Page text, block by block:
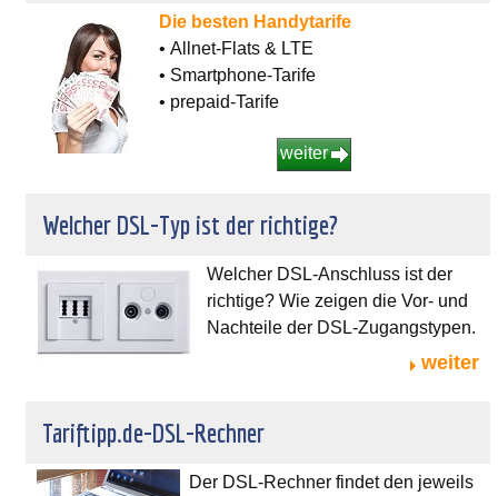
Die besten Handytarife
• Allnet-Flats & LTE
• Smartphone-Tarife
• prepaid-Tarife
weiter
Welcher DSL-Typ ist der richtige?
Welcher DSL-Anschluss ist der
richtige? Wie zeigen die Vor- und
Nachteile der DSL-Zugangstypen.
weiter
Tariftipp.de-DSL-Rechner
Der DSL-Rechner findet den jeweils